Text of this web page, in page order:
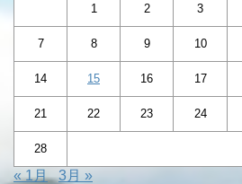
1 2 3
7 8 9 10
14 15 16 17
21 22 23 24
28
« 1月 3月 »